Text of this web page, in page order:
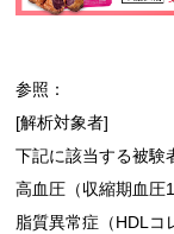
参照：
[解析対象者]
下記に該当する被験
高血圧（収縮期血圧
脂質異常症（HDLコ